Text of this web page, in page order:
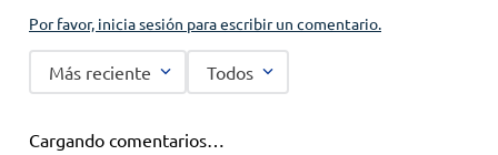
Por favor, inicia sesión para escribir un comentario.
Más reciente Todos
Cargando comentarios…